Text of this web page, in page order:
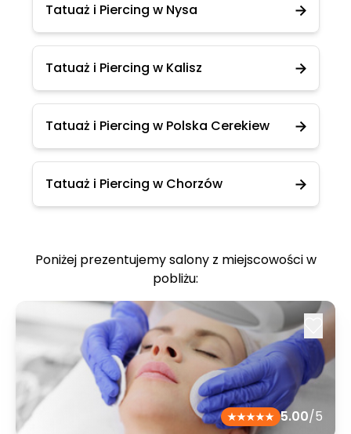
Tatuaż i Piercing w Nysa
Tatuaż i Piercing w Kalisz
Tatuaż i Piercing w Polska Cerekiew
Tatuaż i Piercing w Chorzów
Poniżej prezentujemy salony z miejscowości w
pobliżu:
5.00/5